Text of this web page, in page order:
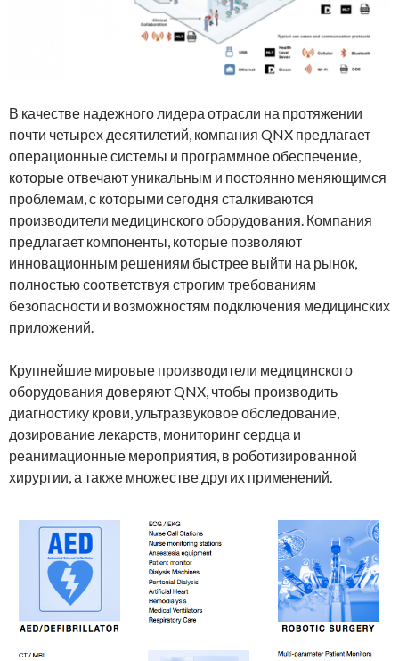
В качестве надежного лидера отрасли на протяжении
почти четырех десятилетий, компания QNX предлагает
операционные системы и программное обеспечение,
которые отвечают уникальным и постоянно меняющимся
проблемам, с которыми сегодня сталкиваются
производители медицинского оборудования. Компания
предлагает компоненты, которые позволяют
инновационным решениям быстрее выйти на рынок,
полностью соответствуя строгим требованиям
безопасности и возможностям подключения медицинских
приложений.
Крупнейшие мировые производители медицинского
оборудования доверяют QNX, чтобы производить
диагностику крови, ультразвуковое обследование,
дозирование лекарств, мониторинг сердца и
реанимационные мероприятия, в роботизированной
хирургии, а также множестве других применений.